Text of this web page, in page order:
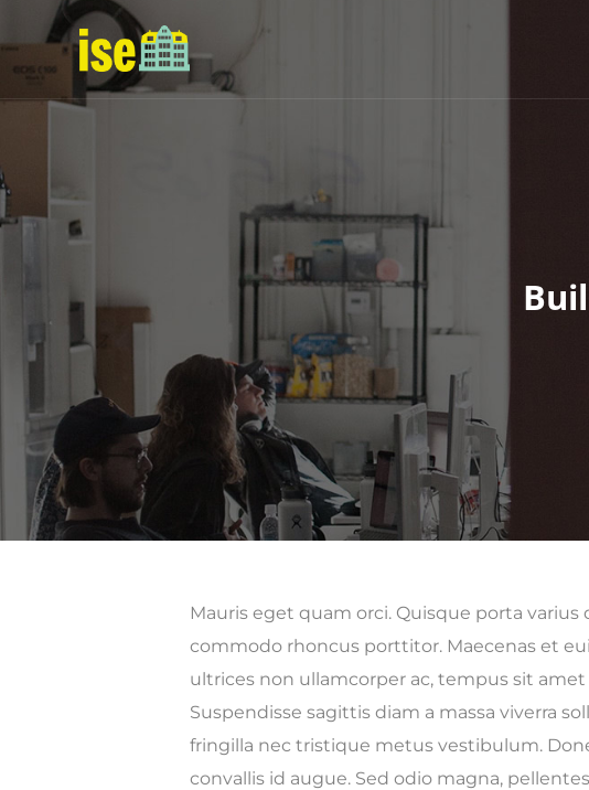
Mauris eget quam orci. Quisque porta
commodo rhoncus porttitor. Maecenas et
ultrices non ullamcorper ac, tempus sit
Suspendisse sagittis diam a massa viverra
fringilla nec tristique metus vestibulum.
convallis id augue. Sed odio magna,